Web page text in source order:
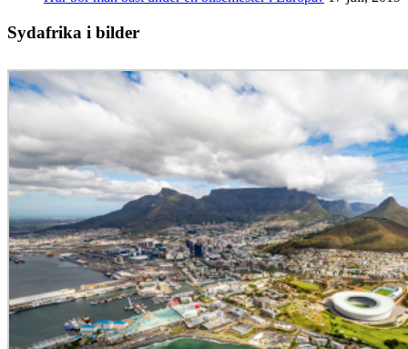
Sydafrika i bilder